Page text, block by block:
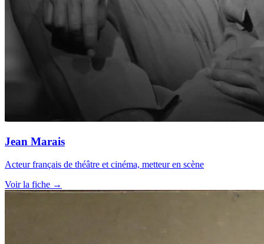
Jean Marais
Acteur français de théâtre et cinéma, metteur en scène
Voir la fiche →